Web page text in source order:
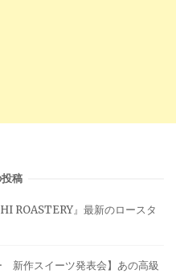
稿
ROASTERY』最新のロースタ
新作スイーツ発表会】あの高級